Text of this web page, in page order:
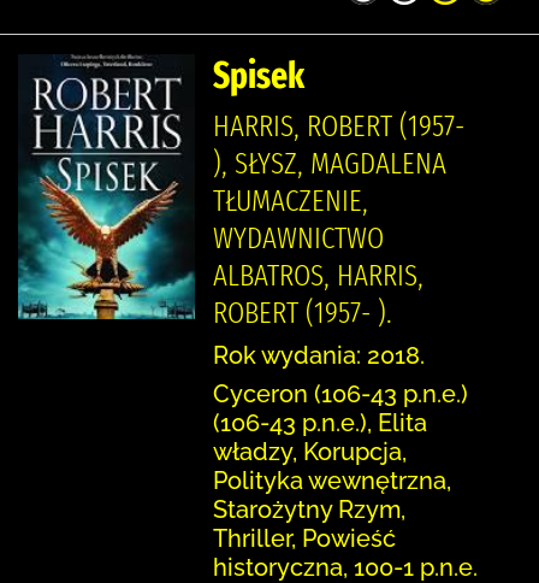
Spisek
HARRIS, ROBERT (1957-
), SŁYSZ, MAGDALENA
TŁUMACZENIE,
WYDAWNICTWO
ALBATROS, HARRIS,
ROBERT (1957- ).
Rok wydania: 2018.
Cyceron (106-43 p.n.e.)
(106-43 p.n.e.), Elita
władzy, Korupcja,
Polityka wewnętrzna,
Starożytny Rzym,
Thriller, Powieść
historyczna, 100-1 p.n.e.